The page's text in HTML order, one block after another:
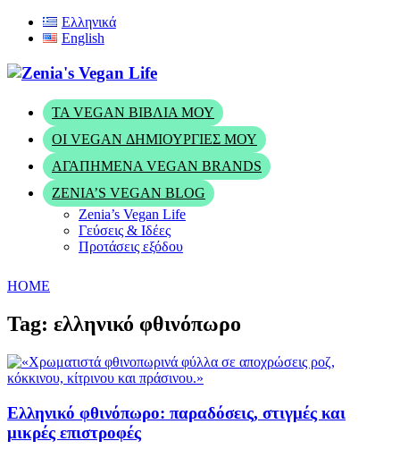
Ελληνικά
English
ΤΑ VEGAN ΒΙΒΛΊΑ ΜΟΥ
ΟΙ VEGAN ΔΗΜΙΟΥΡΓΊΕΣ ΜΟΥ
ΑΓΑΠΗΜΈΝΑ VEGAN BRANDS
ZENIA’S VEGAN BLOG
Zenia’s Vegan Life
Γεύσεις & Ιδέες
Προτάσεις εξόδου
HOME
Tag: ελληνικό φθινόπωρο
Ελληνικό φθινόπωρο: παραδόσεις, στιγμές και
μικρές επιστροφές